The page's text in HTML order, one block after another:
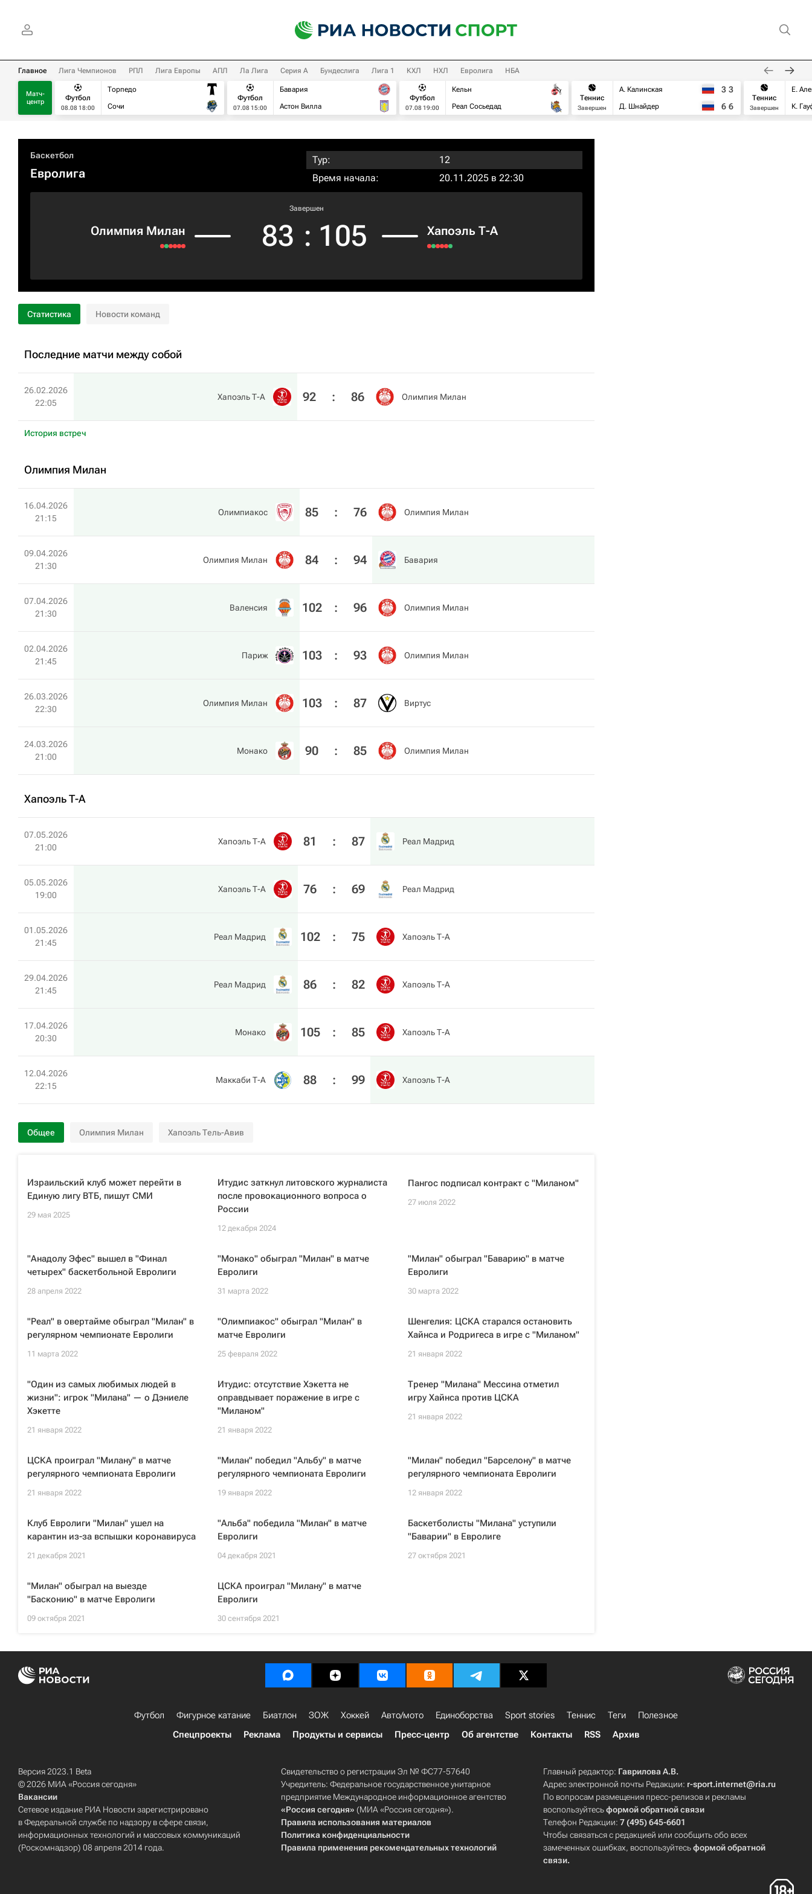
Главное Лига Чемпионов РПЛ Лига Европы АПЛ Ла Лига Серия А Бундеслига Лига 1 КХЛ НХЛ Евролига НБА
Матч-
центр
Футбол
08.08 18:00
Торпедо
Сочи
Футбол
07.08 15:00
Бавария
Астон Вилла
Футбол
07.08 19:00
Кельн
Реал Сосьедад
Теннис
Завершен
А. Калинская
Д. Шнайдер
3 3
6 6
Теннис
Завершен
Е.
К.
Баскетбол
Евролига
Тур:
12
Время начала:
20.11.2025 в 22:30
Олимпия Милан
Завершен
83 : 105 Хапоэль Т-А
Статистика Новости команд
Последние матчи между собой
26.02.2026
22:05
Хапоэль Т-А 92 : 86 Олимпия Милан
История встреч
Олимпия Милан
16.04.2026
21:15
Олимпиакос 85 : 76 Олимпия Милан
09.04.2026
21:30
Олимпия Милан 84 : 94 Бавария
07.04.2026
21:30
Валенсия 102 : 96 Олимпия Милан
02.04.2026
21:45
Париж 103 : 93 Олимпия Милан
26.03.2026
22:30
Олимпия Милан 103 : 87 Виртус
24.03.2026
21:00
Монако 90 : 85 Олимпия Милан
Хапоэль Т-А
07.05.2026
21:00
Хапоэль Т-А 81 : 87 Реал Мадрид
05.05.2026
19:00
Хапоэль Т-А 76 : 69 Реал Мадрид
01.05.2026
21:45
Реал Мадрид 102 : 75 Хапоэль Т-А
29.04.2026
21:45
Реал Мадрид 86 : 82 Хапоэль Т-А
17.04.2026
20:30
Монако 105 : 85 Хапоэль Т-А
12.04.2026
22:15
Маккаби Т-А 88 : 99 Хапоэль Т-А
Общее Олимпия Милан Хапоэль Тель-Авив
Израильский клуб может перейти в
Единую лигу ВТБ, пишут СМИ
29 мая 2025
Итудис заткнул литовского журналиста
после провокационного вопроса о
России
12 декабря 2024
Пангос подписал контракт с "Миланом"
27 июля 2022
"Анадолу Эфес" вышел в "Финал
четырех" баскетбольной Евролиги
28 апреля 2022
"Монако" обыграл "Милан" в матче
Евролиги
31 марта 2022
"Милан" обыграл "Баварию" в матче
Евролиги
30 марта 2022
"Реал" в овертайме обыграл "Милан" в
регулярном чемпионате Евролиги
11 марта 2022
"Олимпиакос" обыграл "Милан" в
матче Евролиги
25 февраля 2022
Шенгелия: ЦСКА старался остановить
Хайнса и Родригеса в игре с "Миланом"
21 января 2022
"Один из самых любимых людей в
жизни": игрок "Милана" — о Дэниеле
Хэкетте
21 января 2022
Итудис: отсутствие Хэкетта не
оправдывает поражение в игре с
"Миланом"
21 января 2022
Тренер "Милана" Мессина отметил
игру Хайнса против ЦСКА
21 января 2022
ЦСКА проиграл "Милану" в матче
регулярного чемпионата Евролиги
21 января 2022
"Милан" победил "Альбу" в матче
регулярного чемпионата Евролиги
19 января 2022
"Милан" победил "Барселону" в матче
регулярного чемпионата Евролиги
12 января 2022
Клуб Евролиги "Милан" ушел на
карантин из-за вспышки коронавируса
21 декабря 2021
"Альба" победила "Милан" в матче
Евролиги
04 декабря 2021
Баскетболисты "Милана" уступили
"Баварии" в Евролиге
27 октября 2021
"Милан" обыграл на выезде
"Басконию" в матче Евролиги
09 октября 2021
ЦСКА проиграл "Милану" в матче
Евролиги
30 сентября 2021
Футбол Фигурное катание Биатлон ЗОЖ Хоккей Авто/мото Единоборства Sport stories Теннис Теги
Полезное
Спецпроекты
Реклама Продукты и сервисы Пресс-центр Об агентстве Контакты RSS Архив
Версия 2023.1 Beta
© 2026 МИА «Россия сегодня»
Вакансии
Сетевое издание РИА Новости зарегистрировано
в Федеральной службе по надзору в сфере связи,
информационных технологий и массовых коммуникаций
(Роскомнадзор) 08 апреля 2014 года.
Свидетельство о регистрации Эл № ФС77-57640
Учредитель: Федеральное государственное унитарное
предприятие Международное информационное агентство
«Россия сегодня» (МИА «Россия сегодня»).
Правила использования материалов
Политика конфиденциальности
Правила применения рекомендательных технологий
Главный редактор: Гаврилова А.В.
Адрес электронной почты Редакции: r-sport.internet@ria.ru
По вопросам размещения пресс-релизов и рекламы
воспользуйтесьформой обратной связи
Телефон Редакции:7 (495) 645-6601
Чтобы связаться с редакцией или сообщить обо всех
замеченных ошибках, воспользуйтесьформой обратной
связи.